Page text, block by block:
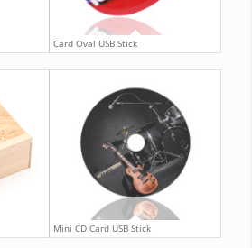
Card Oval USB Stick
Mini CD Card USB Stick